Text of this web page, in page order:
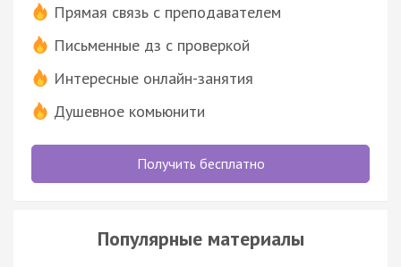
Прямая связь с преподавателем
Письменные дз с проверкой
Интересные онлайн-занятия
Душевное комьюнити
Получить бесплатно
Популярные материалы